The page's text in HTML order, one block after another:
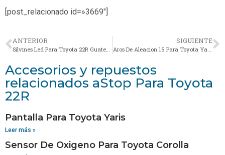
[post_relacionado id=»3669″]
ANTERIOR SIGUIENTE
Accesorios y repuestos
relacionados aStop Para Toyota
22R
Pantalla Para Toyota Yaris
Leer más »
Sensor De Oxigeno Para Toyota Corolla